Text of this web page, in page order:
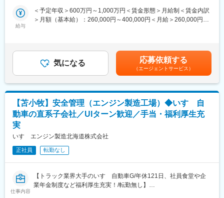
とする」ことが「やりがい」であると考えております。
北海道電力と北海道電力ネットワークは、健康経営に取り組む法
所の「健康経営銘柄2022」にも選定されました。
て、官庁との協議や事業計画の策定、品質管理、保守・運用を幅
広く担当いただきます。
ガス製造・供給施設における建設支援や検査要領作成など、これ
までの経験を活かした現場対応・改善提案にも携わっていただき
ます。
関係部署や外部機関と連携し、プロジェクトが円滑に進むよう調
整を行う重要なポジションです。
■業務詳細：
・全国施設での定期点検（日常／月次／年次）および不具合の早
期対応
・ガス製造・供給設備の建設における検査要領の策定、現場との
・関係部署・外部パートナーとの連携によるプロジェクト推進
・水電解装置を含む設備の運用改善提案、効率化の推進
給与
＜予定年収＞600万円～1,000万円＜賃金形態＞月給制＜賃金内訳
＞月額（基本給）：260,000円～400,000円＜月給＞260,000円～
賞与実績：年2回（6月・12月）賃金はあくまでも目安の金額であ
り、選考を通じて上下する可能性があります。月給(月額)は固定手
当を含めた表記です。
気になる 応募依頼する
（エージェントサービス）
【苫小牧】安全管理（エンジン製造工場）◆いすゞ自
動車の直系子会社／UIターン歓迎／手当・福利厚生充
実
いすゞエンジン製造北海道株式会社
正社員 転勤なし
仕事内容
【トラック業界大手のいすゞ自動車G/年休121日、社員食堂や企
業年金制度など福利厚生充実！/転勤無し】